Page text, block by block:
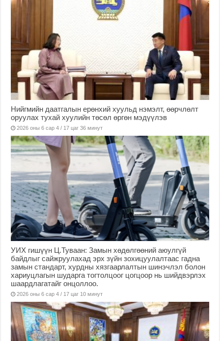
Нийгмийн даатгалын ерөнхий хуульд нэмэлт, өөрчлөлт
оруулах тухай хуулийн төсөл өргөн мэдүүлэв
2026 оны 6 сар 4 / 17 цаг 36 минут
УИХ гишүүн Ц.Туваан: Замын хөдөлгөөний аюулгүй
байдлыг сайжруулахад эрх зүйн зохицуулалтаас гадна
замын стандарт, хурдны хязгаарлалтын шинэчлэл болон
хариуцлагын шударга тогтолцоог цогцоор нь шийдвэрлэх
шаардлагатайг онцоллоо.
2026 оны 6 сар 4 / 17 цаг 10 минут